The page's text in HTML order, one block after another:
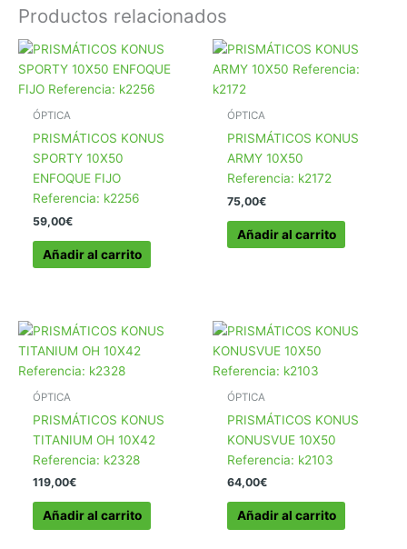
Productos relacionados
ÓPTICA
PRISMÁTICOS KONUS
SPORTY 10X50
ENFOQUE FIJO
Referencia: k2256
59,00€
Añadir al carrito
ÓPTICA
PRISMÁTICOS KONUS
ARMY 10X50
Referencia: k2172
75,00€
Añadir al carrito
ÓPTICA
PRISMÁTICOS KONUS
TITANIUM OH 10X42
Referencia: k2328
119,00€
Añadir al carrito
ÓPTICA
PRISMÁTICOS KONUS
KONUSVUE 10X50
Referencia: k2103
64,00€
Añadir al carrito